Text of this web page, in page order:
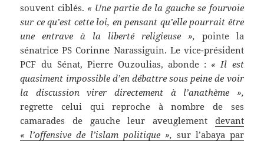
souvent ciblés. « Une partie de la gauche se fourvoie
sur ce qu’est cette loi, en pensant qu’elle pourrait être
une entrave à la liberté religieuse », pointe la
sénatrice PS Corinne Narassiguin. Le vice-président
PCF du Sénat, Pierre Ouzoulias, abonde : « Il est
quasiment impossible d’en débattre sous peine de voir
la discussion virer directement à l’anathème »,
regrette celui qui reproche à nombre de ses
camarades de gauche leur aveuglement devant
« l’offensive de l’islam politique », sur l’abaya par